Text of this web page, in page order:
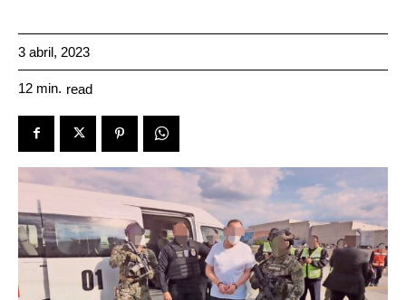
3 abril, 2023
12 min. read